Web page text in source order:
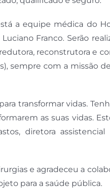
a equipe médica do
Franco. Serão
reconstrutora e
sempre com a missão
transformar vidas.
as suas vidas.
diretora assistencial
e agradeceu a
para a saúde pública.